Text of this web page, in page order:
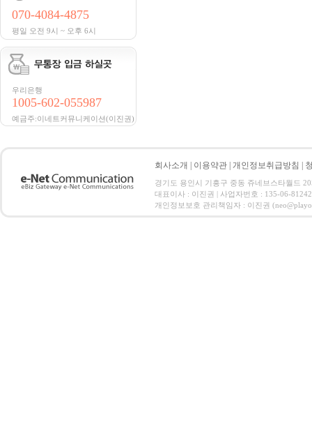
070-4084-4875
평일 오전 9시 ~ 오후 6시
우리은행
1005-602-055987
예금주:이네트커뮤니케이션(이진권)
회사소개 이용약관 개인정보취급방침
경기도 용인시 기흥구 중동 쥬네브스타월드
대표이사 : 이진권 | 사업자번호 : 135-06-
개인정보보호 관리책임자 : 이진권